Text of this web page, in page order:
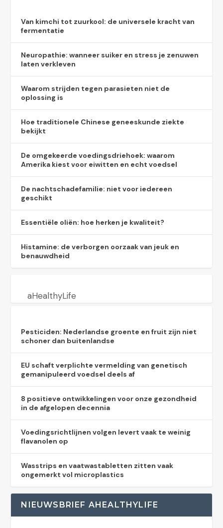
Van kimchi tot zuurkool: de universele kracht van
fermentatie
Neuropathie: wanneer suiker en stress je zenuwen
laten verkleven
Waarom strijden tegen parasieten niet de
oplossing is
Hoe traditionele Chinese geneeskunde ziekte
bekijkt
De omgekeerde voedingsdriehoek: waarom
Amerika kiest voor eiwitten en echt voedsel
De nachtschadefamilie: niet voor iedereen
geschikt
Essentiële oliën: hoe herken je kwaliteit?
Histamine: de verborgen oorzaak van jeuk en
benauwdheid
aHealthyLife
Pesticiden: Nederlandse groente en fruit zijn niet
schoner dan buitenlandse
EU schaft verplichte vermelding van genetisch
gemanipuleerd voedsel deels af
8 positieve ontwikkelingen voor onze gezondheid
in de afgelopen decennia
Voedingsrichtlijnen volgen levert vaak te weinig
flavanolen op
Wasstrips en vaatwastabletten zitten vaak
ongemerkt vol microplastics
NIEUWSBRIEF AHEALTHYLIFE